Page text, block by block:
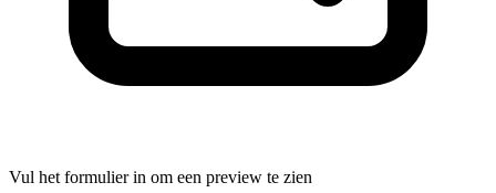
Vul het formulier in om een preview te zien